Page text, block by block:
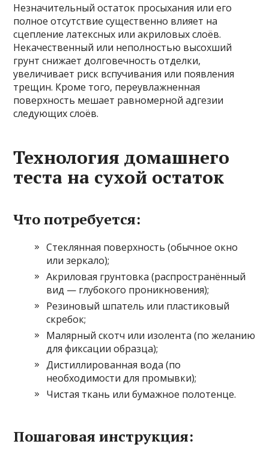
Незначительный остаток просыхания или его
полное отсутствие существенно влияет на
сцепление латексных или акриловых слоёв.
Некачественный или неполностью высохший
грунт снижает долговечность отделки,
увеличивает риск вспучивания или появления
трещин. Кроме того, переувлажненная
поверхность мешает равномерной адгезии
следующих слоёв.
Технология домашнего
теста на сухой остаток
Что потребуется:
Стеклянная поверхность (обычное окно
или зеркало);
Акриловая грунтовка (распространённый
вид — глубокого проникновения);
Резиновый шпатель или пластиковый
скребок;
Малярный скотч или изолента (по желанию
для фиксации образца);
Дистиллированная вода (по
необходимости для промывки);
Чистая ткань или бумажное полотенце.
Пошаговая инструкция: